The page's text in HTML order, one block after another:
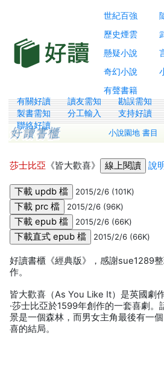
世紀百強
歷史煙雲
懸疑小說
奇幻小說
有聲書籍
有關好讀 讀友需知
勘誤需知
製書需知
分工輸入
支持好讀
聯絡好讀
小說園地 書目
莎士比亞 《皆大歡喜》 說
2015/2/6 (101K)
2015/2/6 (96K)
2015/2/6 (66K)
2015/2/6 (66K)
好讀書櫃《經典版》，感謝sue1289
作。
皆大歡喜（As You Like It）是英國劇
·莎士比亞於1599年創作的一套喜劇。
景是一個森林，而男女主角最後有一
喜的結局。